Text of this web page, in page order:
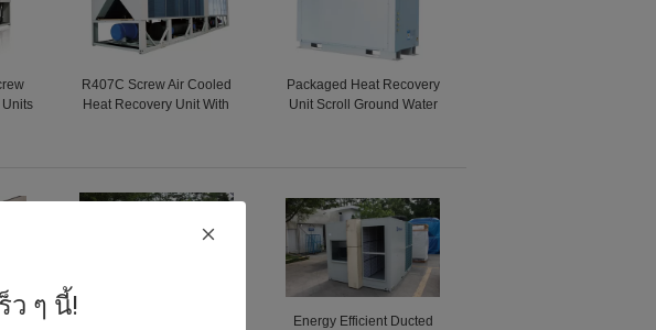
ว ๆ นี้!
R407C Screw Air Cooled
Heat Recovery Unit With
Packaged Heat Recovery
Unit Scroll Ground Water
Energy Efficient Ducted